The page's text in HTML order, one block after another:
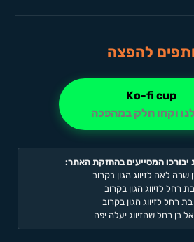
להפצה
וקחו חלק במהפכה
יבורכו המסייעים בהחזקת האתר:
שרה לאה לזיווג הגון בקרוב
רחל לזיווג הגון בקרוב
רחל לזיווג הגון בקרוב
בן רחל שהזיווג יעלה יפה